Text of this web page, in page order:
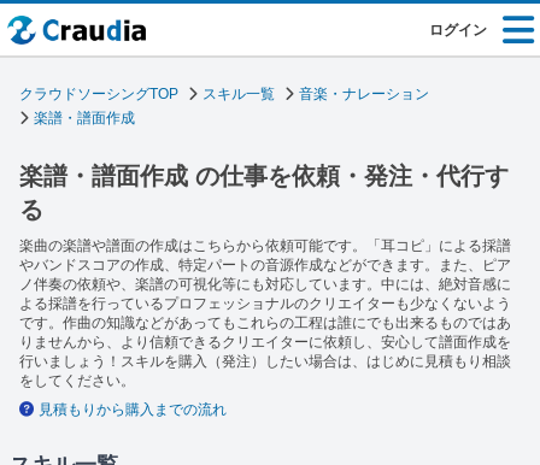
ログイン
クラウドソーシングTOP スキル一覧
音楽・ナレーション
楽譜・譜面作成
楽譜・譜面作成 の仕事を依頼・発注・代行す
る
楽曲の楽譜や譜面の作成はこちらから依頼可能です。「耳コピ」による採譜
やバンドスコアの作成、特定パートの音源作成などができます。また、ピア
ノ伴奏の依頼や、楽譜の可視化等にも対応しています。中には、絶対音感に
よる採譜を行っているプロフェッショナルのクリエイターも少なくないよう
です。作曲の知識などがあってもこれらの工程は誰にでも出来るものではあ
りませんから、より信頼できるクリエイターに依頼し、安心して譜面作成を
行いましょう！スキルを購入（発注）したい場合は、はじめに見積もり相談
をしてください。
見積もりから購入までの流れ